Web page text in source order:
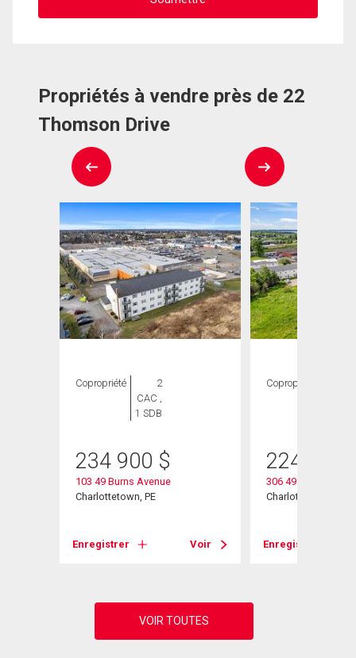
Propriétés à vendre près de 22
Thomson Drive
Copropriété
2
CAC ,
1 SDB
234 900 $
103 49 Burns Avenue
Charlottetown, PE
Enregistrer Voir
Copropriété
224 900
306 49 Burns
Charlottetown, PE
Enregistrer